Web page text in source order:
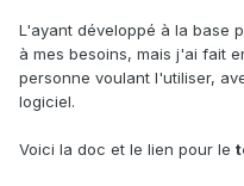
L'ayant développé à la base
à mes besoins, mais j'ai fait
personne voulant l'utiliser,
logiciel.
Voici la doc et le lien pour le